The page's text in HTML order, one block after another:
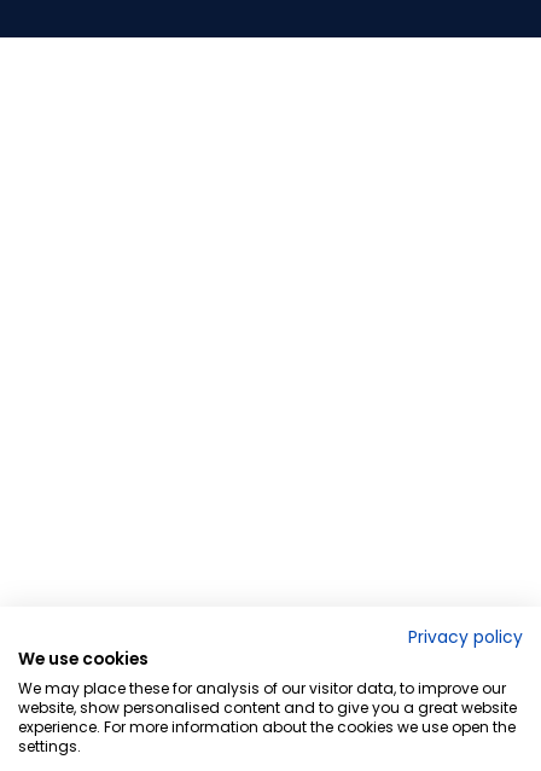
Privacy policy
We use cookies
We may place these for analysis of our visitor data, to improve our
website, show personalised content and to give you a great website
experience. For more information about the cookies we use open the
settings.